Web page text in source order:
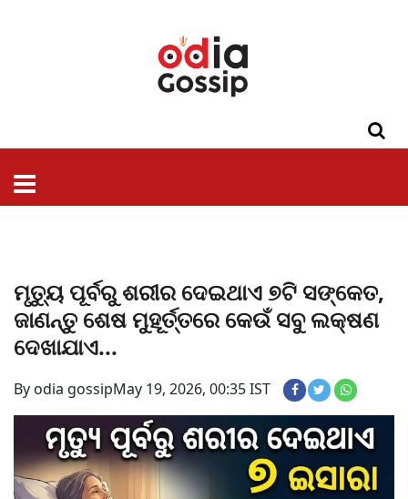
ମୃତ୍ୟୁ ପୂର୍ବରୁ ଶରୀର ଦେଇଥାଏ ୭ଟି ସଙ୍କେତ,
ଜାଣନ୍ତୁ ଶେଷ ମୁହୂର୍ତ୍ତରେ କେଉଁ ସବୁ ଲକ୍ଷଣ
ଦେଖାଯାଏ...
By odia gossipMay 19, 2026, 00:35 IST